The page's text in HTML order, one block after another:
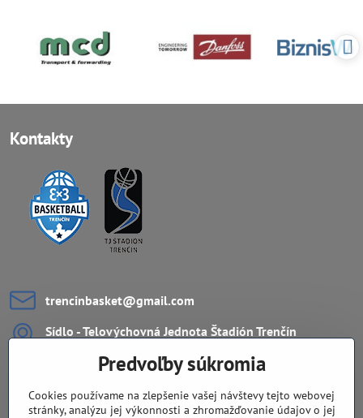
Kontakty
trencinbasket​@gmail​.com
Sídlo - Telovýchovná Jednota Štadión Trenčín
911 08 Trenčín
Dôležité odkazy
Predvoľby súkromia
Cookies používame na zlepšenie vašej návštevy tejto webovej
stránky, analýzu jej výkonnosti a zhromažďovanie údajov o jej